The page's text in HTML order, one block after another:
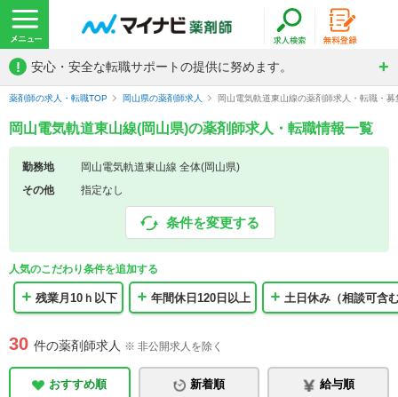
! 安心・安全な転職サポートの提供に努めます。
薬剤師の求人・転職TOP 岡山県の薬剤師求人 岡山電気軌道東山線の薬剤師求人・転職・募
岡山電気軌道東山線(岡山県)の薬剤師求人・転職情報一覧
勤務地
岡山電気軌道東山線 全体(岡山県)
その他
指定なし
条件を変更する
人気のこだわり条件を追加する
残業月10ｈ以下 年間休日120日以上 土日休み（相談可含
30 件の薬剤師求人 ※ 非公開求人を除く
おすすめ順 新着順 給与順